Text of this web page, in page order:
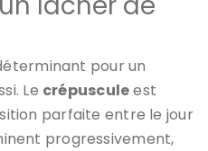
pour un
Le crépusculeest
parfaite entre le jour
progressivement,